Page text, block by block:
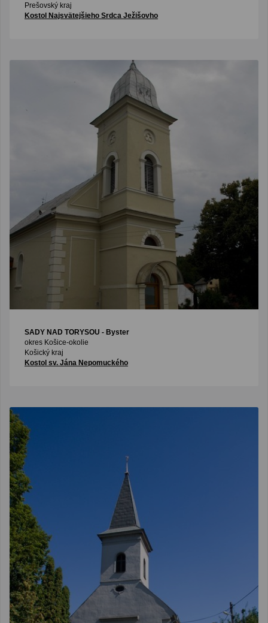
Prešovský kraj
Kostol Najsvätejšieho Srdca Ježišovho
SADY NAD TORYSOU - Byster
okres Košice-okolie
Košický kraj
Kostol sv. Jána Nepomuckého